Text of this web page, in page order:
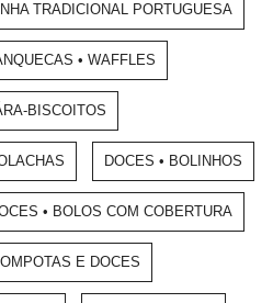
TRADICIONAL PORTUGUESA
• WAFFLES
BISCOITOS
DOCES • BOLINHOS
• BOLOS COM COBERTURA
E DOCES